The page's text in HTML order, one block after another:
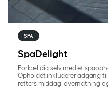
SPA
SpaDelight
Forkæl dig selv med et
Opholdet inkluderer adgang
retters middag, overnatning